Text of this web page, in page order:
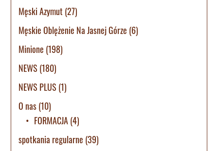
Męski Azymut (27)
Męskie Oblężenie Na Jasnej Górze (6)
Minione (198)
NEWS (180)
NEWS PLUS (1)
O nas(10)
FORMACJA(4)
spotkania regularne (39)